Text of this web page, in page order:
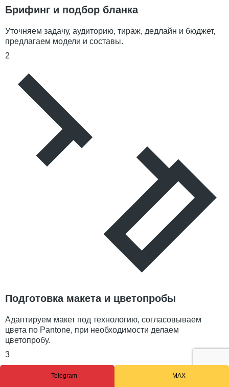
Брифинг и подбор бланка
Уточняем задачу, аудиторию, тираж, дедлайн и бюджет,
предлагаем модели и составы.
2
Подготовка макета и цветопробы
Адаптируем макет под технологию, согласовываем
цвета по Pantone, при необходимости делаем
цветопробу.
3
Telegram MAX